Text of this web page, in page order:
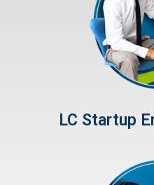
LC Startup